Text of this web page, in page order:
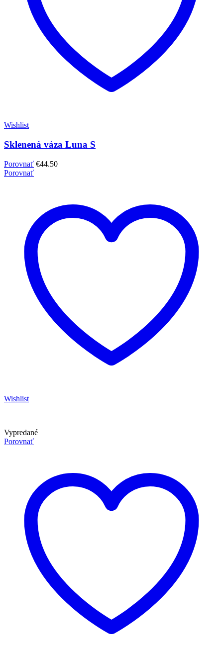
Wishlist
Sklenená váza Luna S
Porovnať €44.50
Porovnať
Wishlist
Vypredané
Porovnať